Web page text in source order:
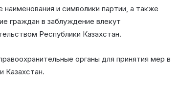
и символики партии, а также
граждан в заблуждение влекут
Республики Казахстан.
органы для принятия мер в
Казахстан.